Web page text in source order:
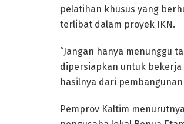
pelatihan khusus yang
terlibat dalam proyek IKN.
“Jangan hanya menunggu
dipersiapkan untuk bekerja
hasilnya dari pembangunan
Pemprov Kaltim